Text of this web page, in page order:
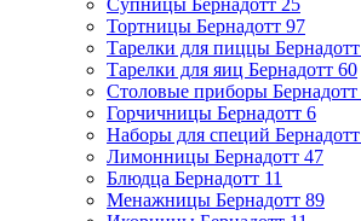
Супницы Бернадотт 25
Тортницы Бернадотт 97
Тарелки для пиццы Бернадотт
Тарелки для яиц Бернадотт 60
Столовые приборы Бернадотт
Горчичницы Бернадотт 6
Наборы для специй Бернадотт
Лимонницы Бернадотт 47
Блюдца Бернадотт 11
Менажницы Бернадотт 89